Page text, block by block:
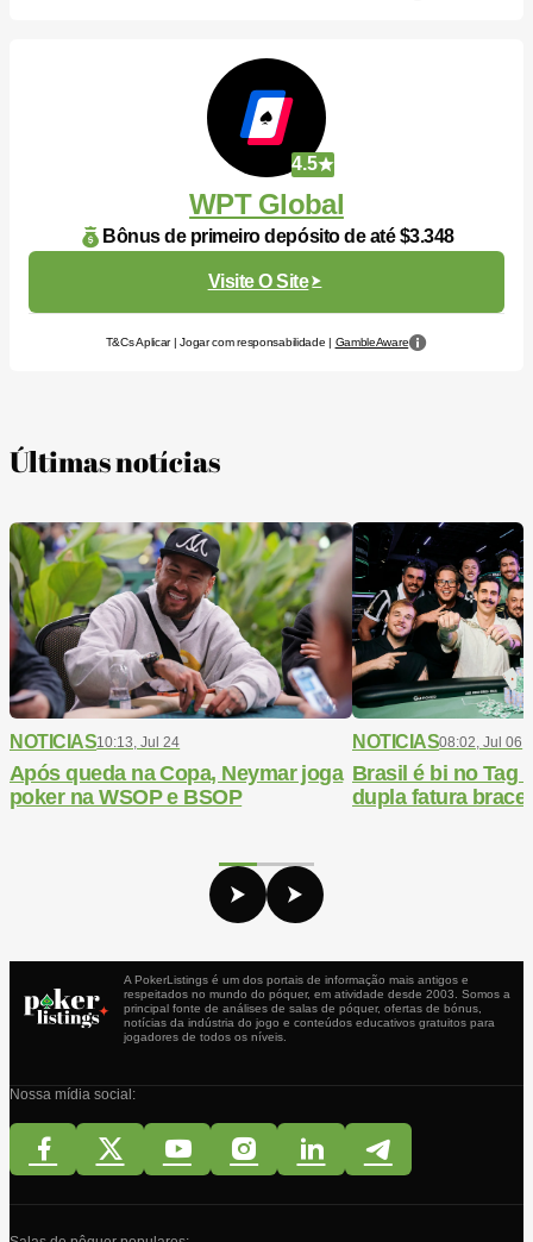
4.5
WPT Global
Bônus de primeiro depósito de até $3.348
Visite O Site
T&Cs Aplicar | Jogar com responsabilidade | GambleAware
Últimas notícias
NOTICIAS10:13, Jul 24
Após queda na Copa, Neymar joga
poker na WSOP e BSOP
NOTICIAS08:02, Jul 06
Brasil é bi no Tag
dupla fatura
A PokerListings é um dos portais de informação mais antigos e
respeitados no mundo do póquer, em atividade desde 2003. Somos a
principal fonte de análises de salas de póquer, ofertas de bónus,
notícias da indústria do jogo e conteúdos educativos gratuitos para
jogadores de todos os níveis.
Nossa mídia social: